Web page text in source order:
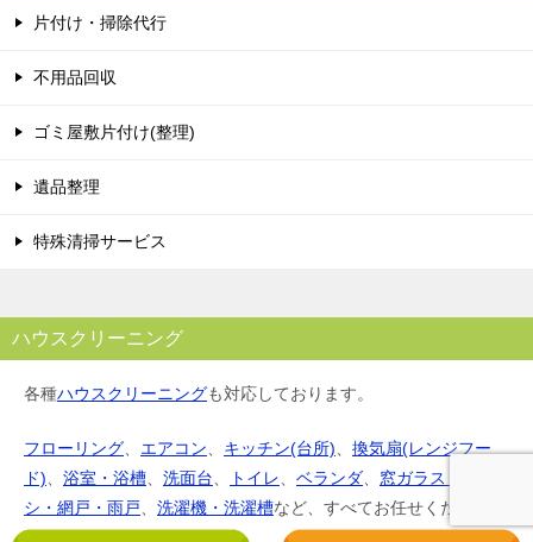
片付け・掃除代行
不用品回収
ゴミ屋敷片付け(整理)
遺品整理
特殊清掃サービス
ハウスクリーニング
各種ハウスクリーニングも対応しております。
フローリング エアコン キッチン(台所)
換気扇(レンジフー
ド)
浴室・浴槽 洗面台 トイレ ベランダ
窓ガラス・サッ
シ・網戸・雨戸
洗濯機・洗濯槽など、すべてお任せください。